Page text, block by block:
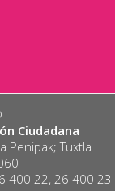
Ciudadana
Penipak; Tuxtla
400 22, 26 400 23